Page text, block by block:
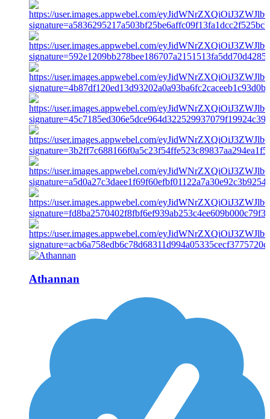
Athannan